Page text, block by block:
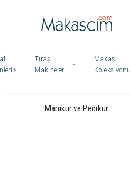
Tıraş
Makineleri
Makas
Koleksiyonu
Manikür ve Pedikür